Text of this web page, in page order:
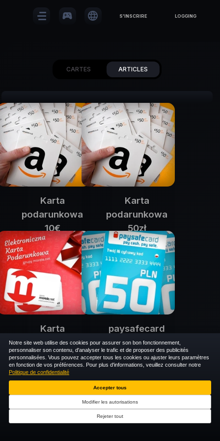
sports_esports language S'INSCRIRE LOGGING
CARTES ARTICLES
Karta
podarunkowa
10€
amazon.de
64 000 e$
Karta
podarunkowa
50zł
amazon.pl
69 000 e$
Karta
podarunkowa
50zł
morele.net
69 000 e$
paysafecard
50zł
paysafecard
69 000 e$
Notre site web utilise des cookies pour assurer son bon fonctionnement,
personnaliser son contenu, d'analyser le trafic et de proposer des publicités
personnalisées. Vous pouvez accepter tous les cookies ou ajuster leurs paramètres
en fonction de vos préférences. Pour plus d'informations, veuillez consulter notre
Politique de confidentialité
Accepter tous
Modifier les autorisations
Rejeter tout